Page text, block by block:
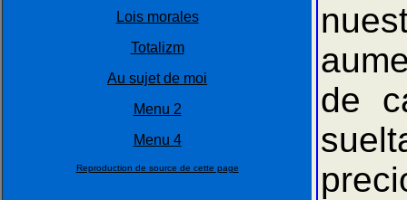
Lois morales
Totalizm
Au sujet de moi
Menu 2
Menu 4
Reproduction de source de cette page
de